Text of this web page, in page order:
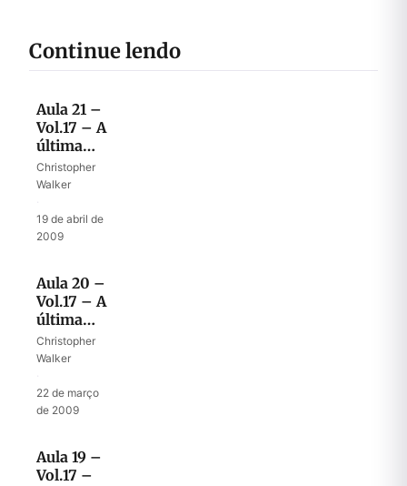
Continue lendo
Aula 21 –
Vol.17 – A
última
viagem
da Arca –
Christopher
Walker
19 de abril de
2009
Aula 20 –
Vol.17 – A
última
viagem
da Arca –
Christopher
Walker
22 de março
de 2009
Aula 19 –
Vol.17 –